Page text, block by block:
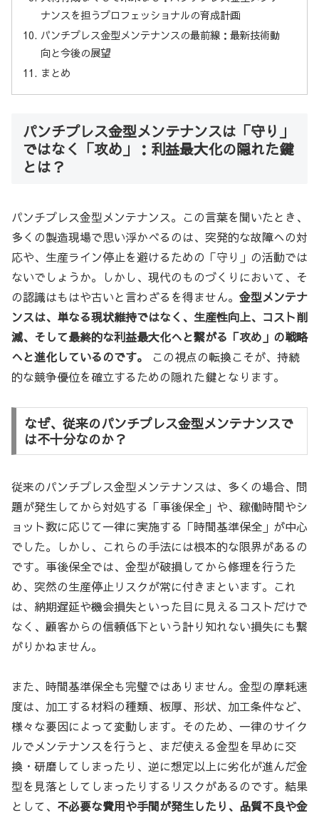
ナンスを担うプロフェッショナルの育成計画
パンチプレス金型メンテナンスの最前線：最新技術動
向と今後の展望
まとめ
パンチプレス金型メンテナンスは「守り」
ではなく「攻め」：利益最大化の隠れた鍵
とは？
パンチプレス金型メンテナンス。この言葉を聞いたとき、
多くの製造現場で思い浮かべるのは、突発的な故障への対
応や、生産ライン停止を避けるための「守り」の活動では
ないでしょうか。しかし、現代のものづくりにおいて、そ
の認識はもはや古いと言わざるを得ません。 金型メンテナ
ンスは、単なる現状維持ではなく、生産性向上、コスト削
減、そして最終的な利益最大化へと繋がる「攻め」の戦略
へと進化しているのです。
この視点の転換こそが、持続
的な競争優位を確立するための隠れた鍵となります。
なぜ、従来のパンチプレス金型メンテナンスで
は不十分なのか？
従来のパンチプレス金型メンテナンスは、多くの場合、問
題が発生してから対処する「事後保全」や、稼働時間やシ
ョット数に応じて一律に実施する「時間基準保全」が中心
でした。しかし、これらの手法には根本的な限界があるの
です。事後保全では、金型が破損してから修理を行うた
め、突然の生産停止リスクが常に付きまといます。これ
は、納期遅延や機会損失といった目に見えるコストだけで
なく、顧客からの信頼低下という計り知れない損失にも繋
がりかねません。
また、時間基準保全も完璧ではありません。金型の摩耗速
度は、加工する材料の種類、板厚、形状、加工条件など、
様々な要因によって変動します。そのため、一律のサイク
ルでメンテナンスを行うと、まだ使える金型を早めに交
換・研磨してしまったり、逆に想定以上に劣化が進んだ金
型を見落としてしまったりするリスクがあるのです。結果
として、 不必要な費用や手間が発生したり、品質不良や金